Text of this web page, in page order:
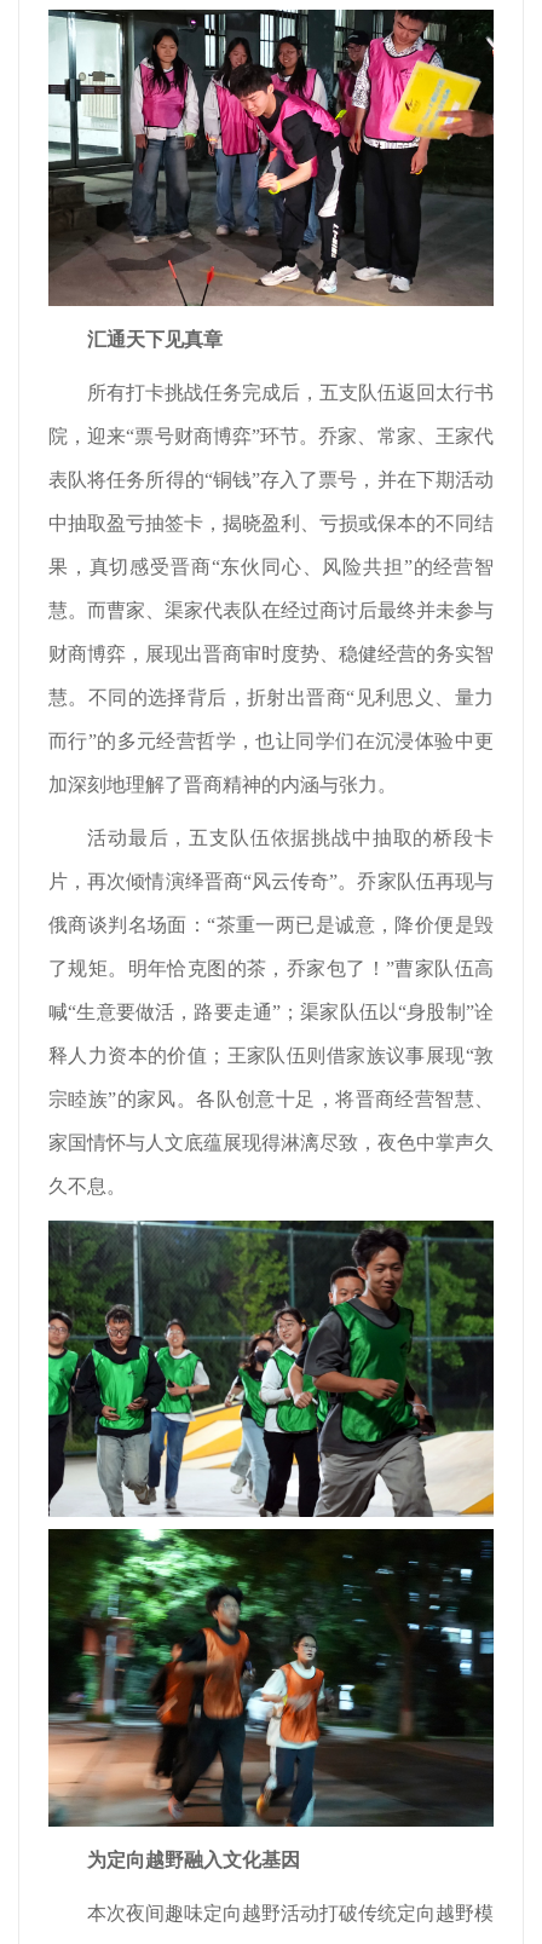
汇通天下见真章
所有打卡挑战任务完成后，五支队伍返回太行书
院，迎来“票号财商博弈”环节。乔家、常家、王家代
表队将任务所得的“铜钱”存入了票号，并在下期活动
中抽取盈亏抽签卡，揭晓盈利、亏损或保本的不同结
果，真切感受晋商“东伙同心、风险共担”的经营智
慧。而曹家、渠家代表队在经过商讨后最终并未参与
财商博弈，展现出晋商审时度势、稳健经营的务实智
慧。不同的选择背后，折射出晋商“见利思义、量力
而行”的多元经营哲学，也让同学们在沉浸体验中更
加深刻地理解了晋商精神的内涵与张力。
活动最后，五支队伍依据挑战中抽取的桥段卡
片，再次倾情演绎晋商“风云传奇”。乔家队伍再现与
俄商谈判名场面：“茶重一两已是诚意，降价便是毁
了规矩。明年恰克图的茶，乔家包了！”曹家队伍高
喊“生意要做活，路要走通”；渠家队伍以“身股制”诠
释人力资本的价值；王家队伍则借家族议事展现“敦
宗睦族”的家风。各队创意十足，将晋商经营智慧、
家国情怀与人文底蕴展现得淋漓尽致，夜色中掌声久
久不息。
为定向越野融入文化基因
本次夜间趣味定向越野活动打破传统定向越野模